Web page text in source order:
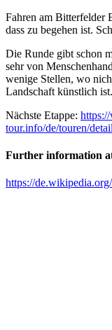
Fahren am Bitterfelder
dass zu begehen ist.
Die Runde gibt schon
sehr von
wenige Stellen, wo
Landschaft künstlich ist.
Nächste Etappe:
tour.info/de/touren/
Further information
https://